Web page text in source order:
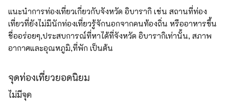
แนะนำการท่องเที่ยวเกี่ยวกับจังหวัด อิบารากิ เช่น สถานที่ท่อง
เที่ยวที่ยังไม่มีนักท่องเที่ยวรู้จักนอกจากคนท้องถิ่น หรืออาหารขึ้น
ชื่ออร่อยๆ,ประสบการณ์ที่หาได้ที่จังหวัด อิบารากิเท่านั้น, สภาพ
อากาศและอุณหภูมิ,ที่พัก เป็นต้น
จุดท่องเที่ยวยอดนิยม
ไม่มีจุด